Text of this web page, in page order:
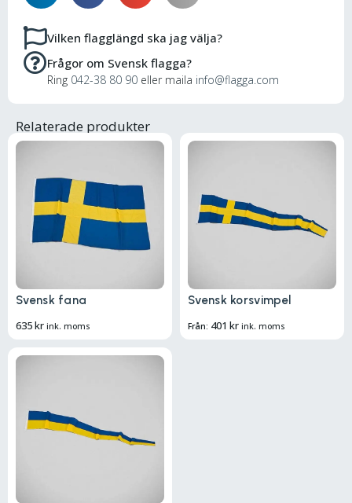
Vilken flagglängd ska jag välja?
Frågor om Svensk flagga?
Ring 042-38 80 90 eller maila info@flagga.com
Relaterade produkter
Svensk fana
635kr ink. moms
Svensk korsvimpel
Från: 401 kr ink. moms